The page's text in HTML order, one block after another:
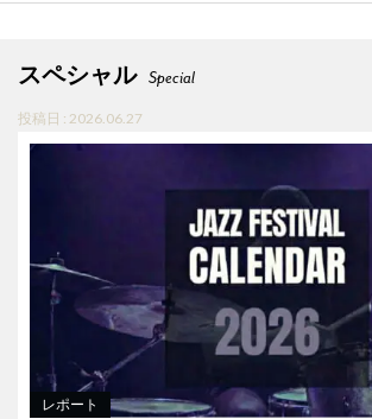
スペシャル Special
投稿日 : 2026.06.27
レポート